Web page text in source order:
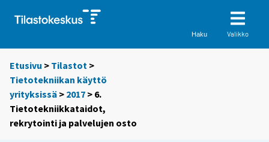
Haku Valikko
Etusivu > Tilastot >
Tietotekniikan käyttö
yrityksissä > 2017 > 6.
Tietotekniikkataidot,
rekrytointi ja palvelujen osto